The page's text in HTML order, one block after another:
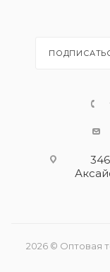
2026 © Оптовая